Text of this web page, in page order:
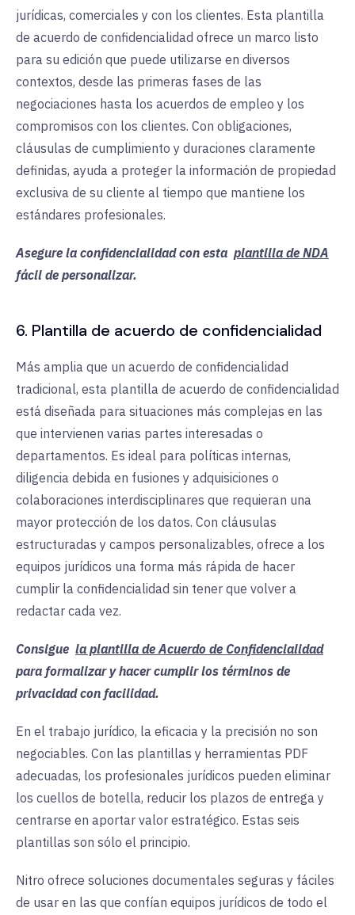
jurídicas, comerciales y con los clientes. Esta plantilla
de acuerdo de confidencialidad ofrece un marco listo
para su edición que puede utilizarse en diversos
contextos, desde las primeras fases de las
negociaciones hasta los acuerdos de empleo y los
compromisos con los clientes. Con obligaciones,
cláusulas de cumplimiento y duraciones claramente
definidas, ayuda a proteger la información de propiedad
exclusiva de su cliente al tiempo que mantiene los
estándares profesionales.
Asegure la confidencialidad con esta plantilla de NDA
fácil de personalizar.
6. Plantilla de acuerdo de confidencialidad
Más amplia que un acuerdo de confidencialidad
tradicional, esta plantilla de acuerdo de confidencialidad
está diseñada para situaciones más complejas en las
que intervienen varias partes interesadas o
departamentos. Es ideal para políticas internas,
diligencia debida en fusiones y adquisiciones o
colaboraciones interdisciplinares que requieran una
mayor protección de los datos. Con cláusulas
estructuradas y campos personalizables, ofrece a los
equipos jurídicos una forma más rápida de hacer
cumplir la confidencialidad sin tener que volver a
redactar cada vez.
Consigue la plantilla de Acuerdo de Confidencialidad
para formalizar y hacer cumplir los términos de
privacidad con facilidad.
En el trabajo jurídico, la eficacia y la precisión no son
negociables. Con las plantillas y herramientas PDF
adecuadas, los profesionales jurídicos pueden eliminar
los cuellos de botella, reducir los plazos de entrega y
centrarse en aportar valor estratégico. Estas seis
plantillas son sólo el principio.
Nitro ofrece soluciones documentales seguras y fáciles
de usar en las que confían equipos jurídicos de todo el